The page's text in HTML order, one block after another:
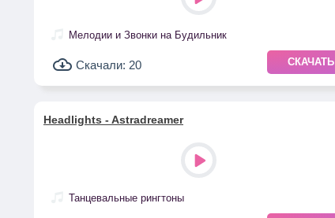
Мелодии и Звонки на Будильник
Скачали: 20 СКАЧАТЬ
Headlights - Astradreamer
Танцевальные рингтоны